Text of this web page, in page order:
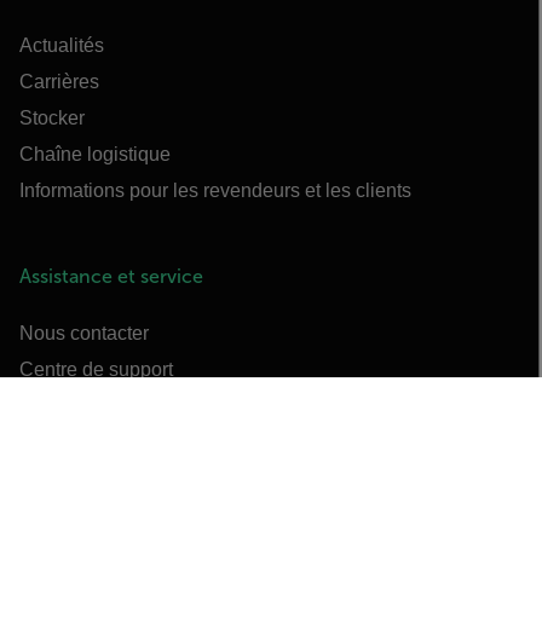
Actualités
Carrières
Stocker
Chaîne logistique
Informations pour les revendeurs et les clients
Assistance et service
Nous contacter
Centre de support